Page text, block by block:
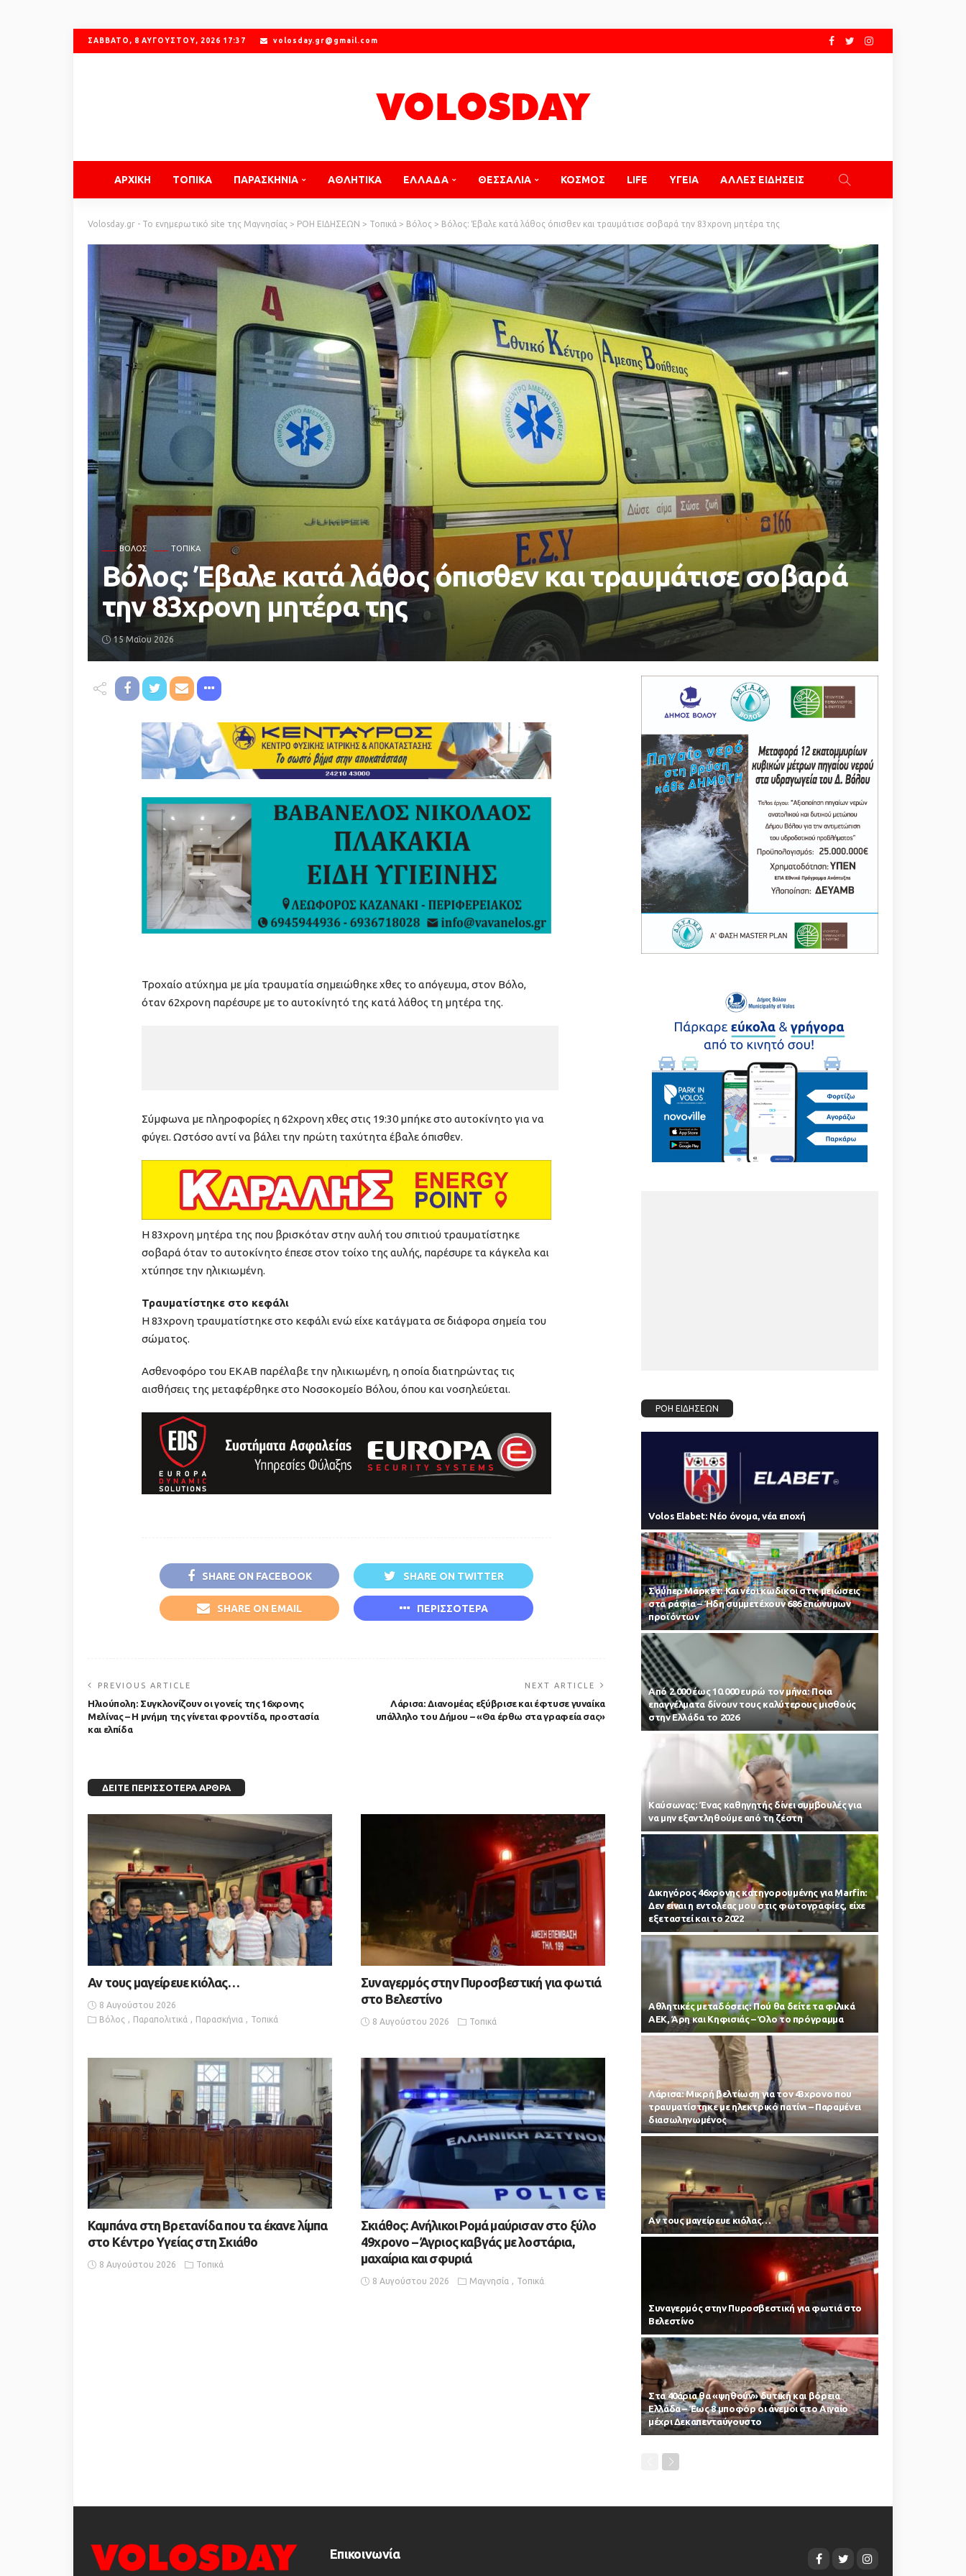
ΣΆΒΒΑΤΟ, 8 ΑΥΓΟΎΣΤΟΥ, 2026 17:37 volosday.gr@gmail.com
ΑΡΧΙΚΗ ΤΟΠΙΚΑ ΠΑΡΑΣΚΗΝΙΑ ΑΘΛΗΤΙΚΑ ΕΛΛΑΔΑ ΘΕΣΣΑΛΙΑ ΚΟΣΜΟΣ LIFE ΥΓΕΙΑ ΑΛΛΕΣ ΕΙΔΗΣΕΙΣ
Volosday.gr - Το ενημερωτικό site της Μαγνησίας > ΡΟΗ ΕΙΔΗΣΕΩΝ > Τοπικά > Βόλος > Βόλος: Έβαλε κατά λάθος όπισθεν και τραυμάτισε σοβαρά την 83χρονη μητέρα της
ΒΌΛΟΣ ΤΟΠΙΚΆ
Βόλος: Έβαλε κατά λάθος όπισθεν και τραυμάτισε σοβαρά
την 83χρονη μητέρα της
15 Μαΐου 2026
Τροχαίο ατύχημα με μία τραυματία σημειώθηκε χθες το απόγευμα, στον Βόλο,
όταν 62χρονη παρέσυρε με το αυτοκίνητό της κατά λάθος τη μητέρα της.
Σύμφωνα με πληροφορίες η 62χρονη χθες στις 19:30 μπήκε στο αυτοκίνητο για να
φύγει. Ωστόσο αντί να βάλει την πρώτη ταχύτητα έβαλε όπισθεν.
Η 83χρονη μητέρα της που βρισκόταν στην αυλή του σπιτιού τραυματίστηκε
σοβαρά όταν το αυτοκίνητο έπεσε στον τοίχο της αυλής, παρέσυρε τα κάγκελα και
χτύπησε την ηλικιωμένη.
Τραυματίστηκε στο κεφάλι
Η 83χρονη τραυματίστηκε στο κεφάλι ενώ είχε κατάγματα σε διάφορα σημεία του
σώματος.
Ασθενοφόρο του ΕΚΑΒ παρέλαβε την ηλικιωμένη, η οποία διατηρώντας τις
αισθήσεις της μεταφέρθηκε στο Νοσοκομείο Βόλου, όπου και νοσηλεύεται.
SHARE ON FACEBOOK SHARE ON TWITTER
SHARE ON EMAIL ΠΕΡΙΣΣΟΤΕΡΑ
PREVIOUS ARTICLE
Ηλιούπολη: Συγκλονίζουν οι γονείς της 16χρονης
Μελίνας – Η μνήμη της γίνεται φροντίδα, προστασία
και ελπίδα
NEXT ARTICLE
Λάρισα: Διανομέας εξύβρισε και έφτυσε γυναίκα
υπάλληλο του Δήμου – «Θα έρθω στα γραφεία σας»
ΔΕΊΤΕ ΠΕΡΙΣΣΌΤΕΡΑ ΆΡΘΡΑ
Αν τους μαγείρευε κιόλας…
8 Αυγούστου 2026
Βόλος
Παραπολιτικά Παρασκήνια Τοπικά
Συναγερμός στην Πυροσβεστική για φωτιά
στο Βελεστίνο
8 Αυγούστου 2026 Τοπικά
Καμπάνα στη Βρετανίδα που τα έκανε λίμπα
στο Κέντρο Υγείας στη Σκιάθο
8 Αυγούστου 2026 Τοπικά
Σκιάθος: Ανήλικοι Ρομά μαύρισαν στο ξύλο
49χρονο – Άγριος καβγάς με λοστάρια,
μαχαίρια και σφυριά
8 Αυγούστου 2026 Μαγνησία Τοπικά
ΡΟΗ ΕΙΔΗΣΕΩΝ
Volos Elabet: Νέο όνομα, νέα εποχή
Σούπερ Μάρκετ: Και νέοι κωδικοί στις μειώσεις
στα ράφια – Ήδη συμμετέχουν 686 επώνυμων
προϊόντων
Από 2.000 έως 10.000 ευρώ τον μήνα: Ποια
επαγγέλματα δίνουν τους καλύτερους μισθούς
στην Ελλάδα το 2026
Kαύσωνας: Ένας καθηγητής δίνει συμβουλές για
να μην εξαντληθούμε από τη ζέστη
Δικηγόρος 46χρονης κατηγορουμένης για Marfin:
Δεν είναι η εντολέας μου στις φωτογραφίες, είχε
εξεταστεί και το 2022
Αθλητικές μεταδόσεις: Πού θα δείτε τα φιλικά
ΑΕΚ, Άρη και Κηφισιάς – Όλο το πρόγραμμα
Λάρισα: Μικρή βελτίωση για τον 43χρονο που
τραυματίστηκε με ηλεκτρικό πατίνι – Παραμένει
διασωληνωμένος
Αν τους μαγείρευε κιόλας…
Συναγερμός στην Πυροσβεστική για φωτιά στο
Βελεστίνο
Στα 40άρια θα «ψηθούν» δυτική και βόρεια
Ελλάδα – Έως 8 μποφόρ οι άνεμοι στο Αιγαίο
μέχρι Δεκαπενταύγουστο
Επικοινωνία